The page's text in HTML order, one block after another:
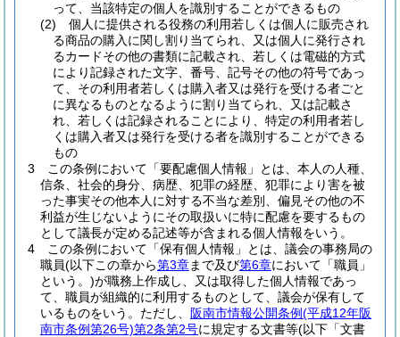
って、当該特定の個人を識別することができるもの
(2)
個人に提供される役務の利用若しくは個人に販売され
る商品の購入に関し割り当てられ、又は個人に発行され
るカードその他の書類に記載され、若しくは電磁的方式
により記録された文字、番号、記号その他の符号であっ
て、その利用者若しくは購入者又は発行を受ける者ごと
に異なるものとなるように割り当てられ、又は記載さ
れ、若しくは記録されることにより、特定の利用者若し
くは購入者又は発行を受ける者を識別することができる
もの
3
この条例において「要配慮個人情報」とは、本人の人種、
信条、社会的身分、病歴、犯罪の経歴、犯罪により害を被
った事実その他本人に対する不当な差別、偏見その他の不
利益が生じないようにその取扱いに特に配慮を要するもの
として議長が定める記述等が含まれる個人情報をいう。
4
この条例において「保有個人情報」とは、議会の事務局の
職員(以下この章から第3章まで及び第6章において「職員」
という。)が職務上作成し、又は取得した個人情報であっ
て、職員が組織的に利用するものとして、議会が保有して
いるものをいう。 ただし、 阪南市情報公開条例(平成12年阪
南市条例第26号)第2条第2号に規定する文書等(以下「文書